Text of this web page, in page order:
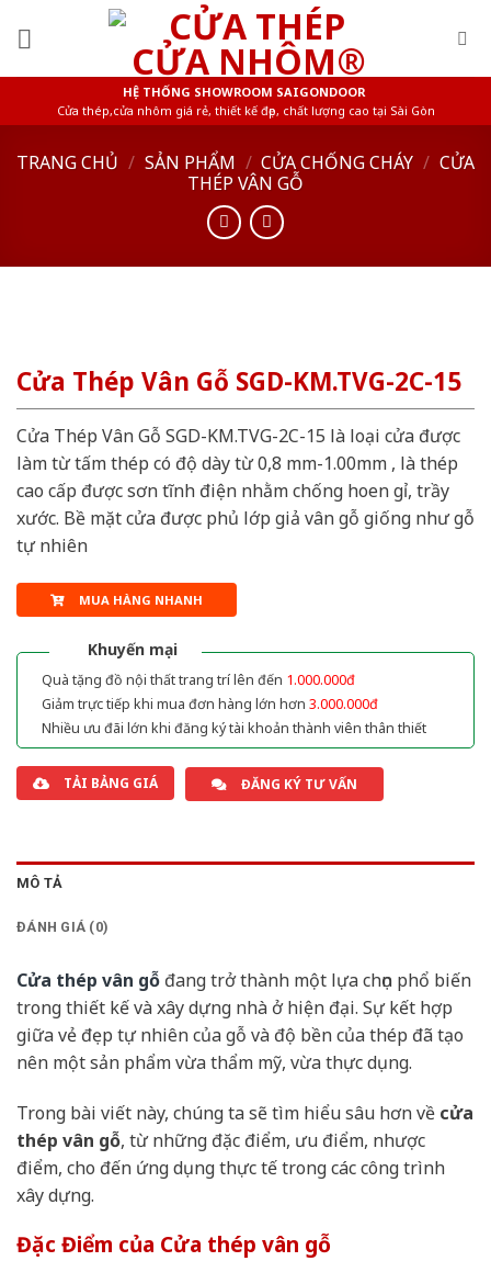
HỆ THỐNG SHOWROOM SAIGONDOOR
Cửa thép,cửa nhôm giá rẻ, thiết kế đẹp, chất lượng cao tại Sài Gòn
TRANG CHỦ / SẢN PHẨM / CỬA CHỐNG CHÁY / CỬA
THÉP VÂN GỖ
Cửa Thép Vân Gỗ SGD-KM.TVG-2C-15
Cửa Thép Vân Gỗ SGD-KM.TVG-2C-15 là loại cửa được
làm từ tấm thép có độ dày từ 0,8 mm-1.00mm , là thép
cao cấp được sơn tĩnh điện nhằm chống hoen gỉ, trầy
xước. Bề mặt cửa được phủ lớp giả vân gỗ giống như gỗ
tự nhiên
MUA HÀNG NHANH
Khuyến mại
Quà tặng đồ nội thất trang trí lên đến 1.000.000đ
Giảm trực tiếp khi mua đơn hàng lớn hơn 3.000.000đ
Nhiều ưu đãi lớn khi đăng ký tài khoản thành viên thân thiết
TẢI BẢNG GIÁ ĐĂNG KÝ TƯ VẤN
MÔ TẢ
ĐÁNH GIÁ (0)
Cửa thép vân gỗ đang trở thành một lựa chọn phổ biến
trong thiết kế và xây dựng nhà ở hiện đại. Sự kết hợp
giữa vẻ đẹp tự nhiên của gỗ và độ bền của thép đã tạo
nên một sản phẩm vừa thẩm mỹ, vừa thực dụng.
Trong bài viết này, chúng ta sẽ tìm hiểu sâu hơn về cửa
thép vân gỗ, từ những đặc điểm, ưu điểm, nhược
điểm, cho đến ứng dụng thực tế trong các công trình
xây dựng.
Đặc Điểm của Cửa thép vân gỗ